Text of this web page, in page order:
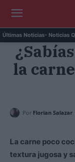
Últimas Noticias- Noticias
Predicción para el
la
Por Florian Salazar
La carne poco
textura jugosa y